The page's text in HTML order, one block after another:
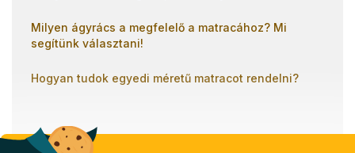
Milyen ágyrács a megfelelő a matracához? Mi
segítünk választani!
Hogyan tudok egyedi méretű matracot rendelni?